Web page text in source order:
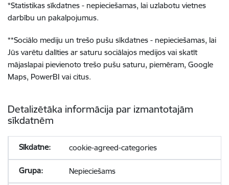
*Statistikas sīkdatnes - nepieciešamas, lai uzlabotu vietnes
darbību un pakalpojumus.
**Sociālo mediju un trešo pušu sīkdatnes - nepieciešamas, lai
Jūs varētu dalīties ar saturu sociālajos medijos vai skatīt
mājaslapai pievienoto trešo pušu saturu, piemēram, Google
Maps, PowerBI vai citus.
Detalizētāka informācija par izmantotajām
sīkdatnēm
cookie-agreed-categories
Nepieciešams